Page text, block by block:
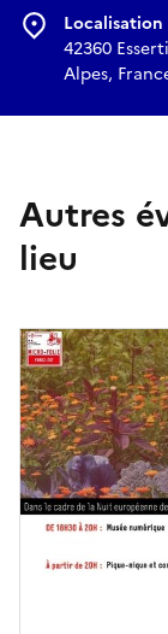
Localisation
42360
Alpes,
Autres
lieu